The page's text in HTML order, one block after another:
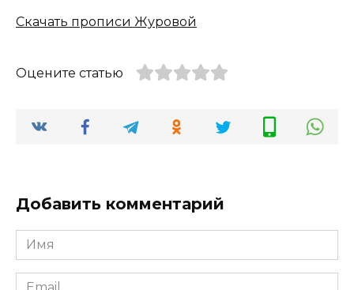
Скачать прописи Журовой
Оцените статью
Добавить комментарий
Имя
*
Email